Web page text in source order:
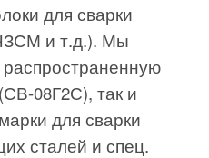
для сварки
и т.д.). Мы
08Г2С), так и
для сварки
сталей и спец.